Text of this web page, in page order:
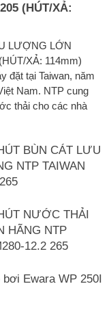
(HÚT/XẢ:
LƯỢNG LỚN
XẢ: 114mm)
đặt tại Taiwan, năm
Nam. NTP cung
thải cho các nhà
BÙN CÁT LƯU
NTP TAIWAN
NƯỚC THẢI
HÃNG NTP
12.2 265
Ewara WP 250I